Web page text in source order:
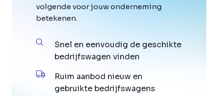
volgende voor jouw onderneming
betekenen.
Snel en eenvoudig de geschikte
bedrijfswagen vinden
Ruim aanbod nieuw en
gebruikte bedrijfswagens